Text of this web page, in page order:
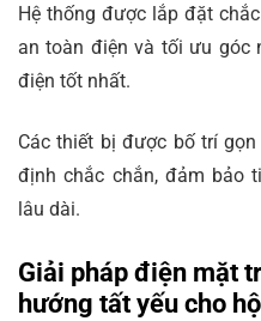
Hệ thống được lắp đặt
an toàn điện và tối ưu góc
điện tốt nhất.
Các thiết bị được bố trí
định chắc chắn, đảm bảo
lâu dài.
Giải pháp điện mặt
hướng tất yếu cho